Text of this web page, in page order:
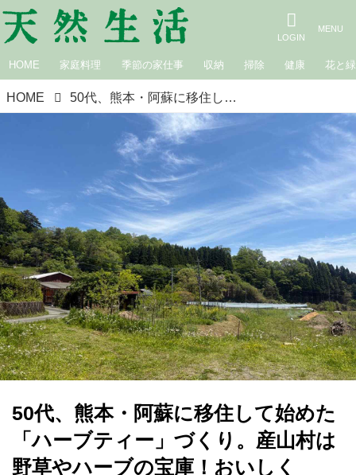
HOME 家庭料理 季節の家仕事 収納 掃除 健康 花と緑
HOME 50代、熊本・阿蘇に移住して始めた「ハーブティー」づくり。産山村は野草やハーブの宝庫！おいしくて“心ときめく”手づくりのある暮らし／asoうぶやまキュッフェ・折居多恵さん
50代、熊本・阿蘇に移住して始めた
「ハーブティー」づくり。産山村は
野草やハーブの宝庫！おいしく